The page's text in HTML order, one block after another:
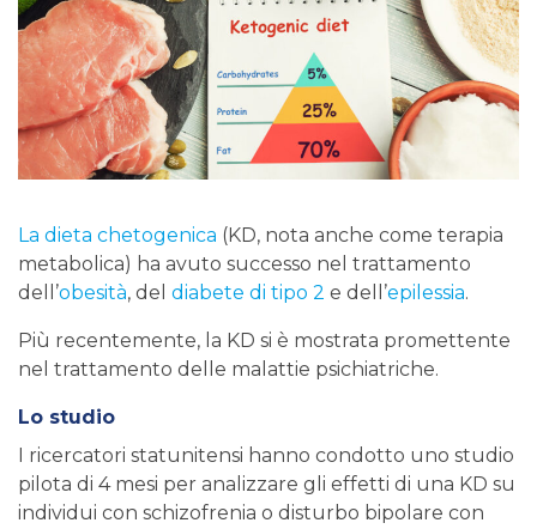
La dieta chetogenica (KD, nota anche come terapia
metabolica) ha avuto successo nel trattamento
dell’obesità, del diabete di tipo 2 e dell’epilessia.
Più recentemente, la KD si è mostrata promettente
nel trattamento delle malattie psichiatriche.
Lo studio
I ricercatori statunitensi hanno condotto uno studio
pilota di 4 mesi per analizzare gli effetti di una KD su
individui con schizofrenia o disturbo bipolare con